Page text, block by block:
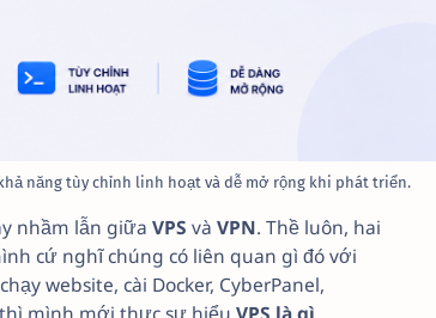
năng tùy chỉnh linh hoạt và dễ mở rộng khi phát triển.
nhầm lẫn giữa VPS và VPN. Thề luôn, hai
cứ nghĩ chúng có liên quan gì đó với
website, cài Docker, CyberPanel,
mình mới thực sự hiểu VPS là gì.